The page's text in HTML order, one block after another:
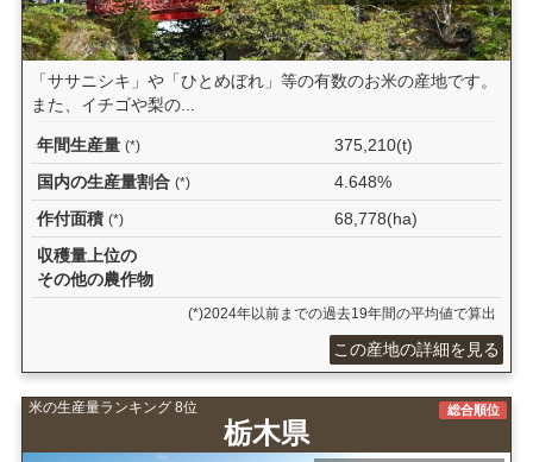
「ササニシキ」や「ひとめぼれ」等の有数のお米の産地です。
また、イチゴや梨の...
年間生産量 (*)
375,210(t)
国内の生産量割合 (*)
4.648%
作付面積 (*)
68,778(ha)
収穫量上位の
その他の農作物
(*)2024年以前までの過去19年間の平均値で算出
この産地の詳細を見る
米の生産量ランキング 8位
栃木県
総合順位